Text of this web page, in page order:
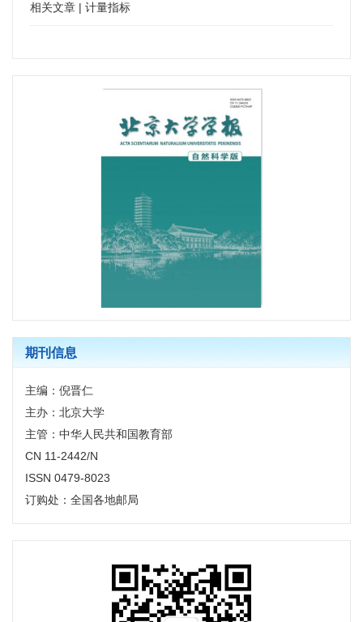
相关文章 | 计量指标
期刊信息
主编：倪晋仁
主办：北京大学
主管：中华人民共和国教育部
CN 11-2442/N
ISSN 0479-8023
订购处：全国各地邮局